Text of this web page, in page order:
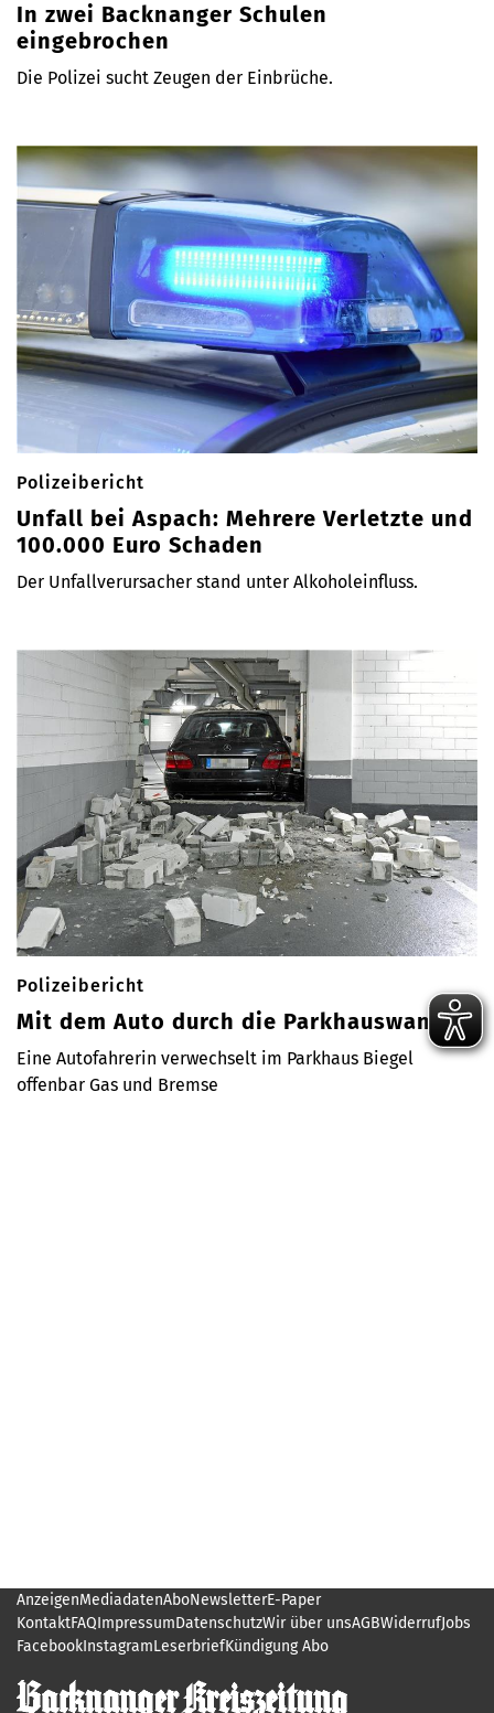
In zwei Backnanger Schulen
eingebrochen
Die Polizei sucht Zeugen der Einbrüche.
Polizeibericht
Unfall bei Aspach: Mehrere Verletzte und
100.000 Euro Schaden
Der Unfallverursacher stand unter Alkoholeinfluss.
Polizeibericht
Mit dem Auto durch die Parkhauswand
Eine Autofahrerin verwechselt im Parkhaus Biegel
offenbar Gas und Bremse
AnzeigenMediadatenAboNewsletterE-Paper
KontaktFAQImpressumDatenschutzWir über unsAGBWiderrufJobs
FacebookInstagramLeserbriefKündigung Abo